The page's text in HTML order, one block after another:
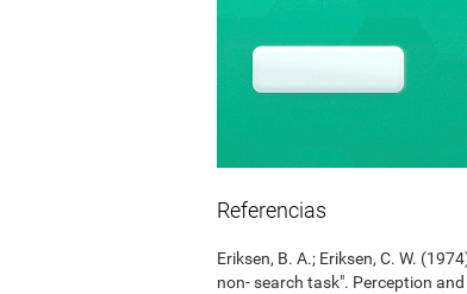
Referencias
Eriksen, B. A.; Eriksen, C. W.
non- search task". Perception